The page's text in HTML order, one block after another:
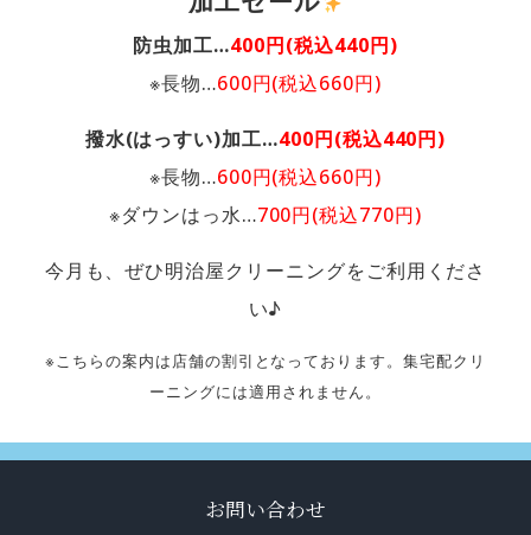
防虫加工…400円(税込440円)
※長物…600円(税込660円)
撥水(はっすい)加工…400円(税込440円)
※長物…600円(税込660円)
※ダウンはっ水…700円(税込770円)
今月も、ぜひ明治屋クリーニングをご利用くださ
い♪
※こちらの案内は店舗の割引となっております。集宅配クリ
ーニングには適用されません。
お問い合わせ